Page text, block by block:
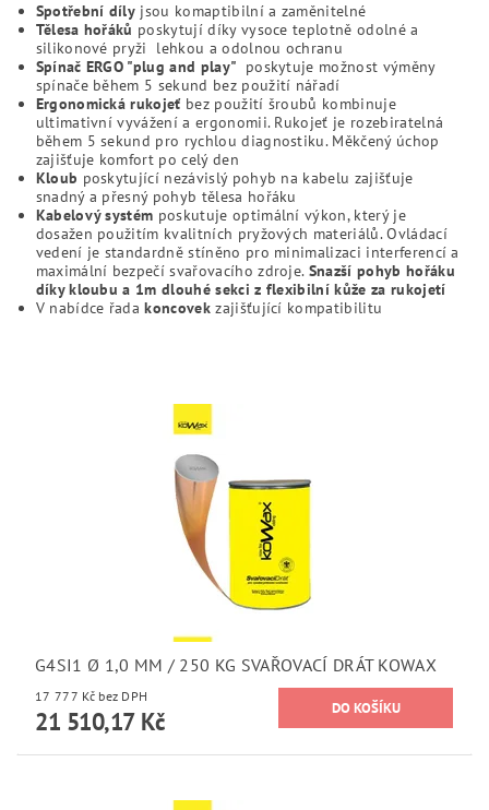
Spotřební díly jsou komaptibilní a zaměnitelné
Tělesa hořáků poskytují díky vysoce teplotně odolné a
silikonové pryži lehkou a odolnou ochranu
Spínač ERGO "plug and play" poskytuje možnost výměny
spínače během 5 sekund bez použití nářadí
Ergonomická rukojeť bez použití šroubů kombinuje
ultimativní vyvážení a ergonomii. Rukojeť je rozebiratelná
během 5 sekund pro rychlou diagnostiku. Měkčený úchop
zajišťuje komfort po celý den
Kloub poskytující nezávislý pohyb na kabelu zajišťuje
snadný a přesný pohyb tělesa hořáku
Kabelový systém poskutuje optimální výkon, který je
dosažen použitím kvalitních pryžových materiálů. Ovládací
vedení je standardně stíněno pro minimalizaci interferencí a
maximální bezpečí svařovacího zdroje. Snazší pohyb hořáku
díky kloubu a 1m dlouhé sekci z flexibilní kůže za rukojetí
V nabídce řadakoncovek zajišťující kompatibilitu
G4SI1 Ø 1,0 MM / 250 KG SVAŘOVACÍ DRÁT KOWAX
17 777 Kč bez DPH
21 510,17 Kč